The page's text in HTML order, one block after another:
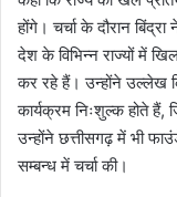
होंगे। चर्चा के दौरान
देश के विभिन्न राज्यों में
कर रहे हैं। उन्होंने उल्लेख
कार्यक्रम निःशुल्क होते हैं,
उन्होंने छत्तीसगढ़ में भी
सम्बन्ध में चर्चा की।